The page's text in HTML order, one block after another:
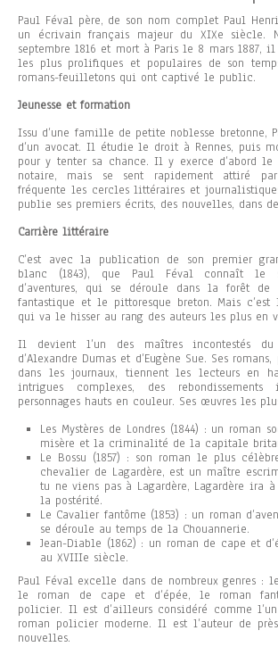
Paul Féval père, de son nom complet Paul
un écrivain français majeur du XIXe siècle.
septembre 1816 et mort à Paris le 8 mars 1887,
les plus prolifiques et populaires de son
romans-feuilletons qui ont captivé le public.
Jeunesse et formation
Issu d’une famille de petite noblesse bretonne,
d’un avocat. Il étudie le droit à Rennes, puis
pour y tenter sa chance. Il y exerce d’abord
notaire, mais se sent rapidement attiré
fréquente les cercles littéraires et
publie ses premiers écrits, des nouvelles, dans
Carrière littéraire
C’est avec la publication de son premier
blanc (1843), que Paul Féval connaît le
d’aventures, qui se déroule dans la forêt
fantastique et le pittoresque breton. Mais
qui va le hisser au rang des auteurs les plus en
Il devient l’un des maîtres incontestés
d’Alexandre Dumas et d’Eugène Sue. Ses
dans les journaux, tiennent les lecteurs en
intrigues complexes, des
personnages hauts en couleur. Ses œuvres les
Les Mystères de Londres (1844) : un roman
misère et la criminalité de la capitale
Le Bossu (1857) : son roman le plus
chevalier de Lagardère, est un maître
tu ne viens pas à Lagardère, Lagardère ira
la postérité.
Le Cavalier fantôme (1853) : un roman
se déroule au temps de la Chouannerie.
Jean-Diable (1862) : un roman de cape et
au XVIIIe siècle.
Paul Féval excelle dans de nombreux genres : le
le roman de cape et d’épée, le roman
policier. Il est d’ailleurs considéré comme l’un
roman policier moderne. Il est l’auteur de
nouvelles.